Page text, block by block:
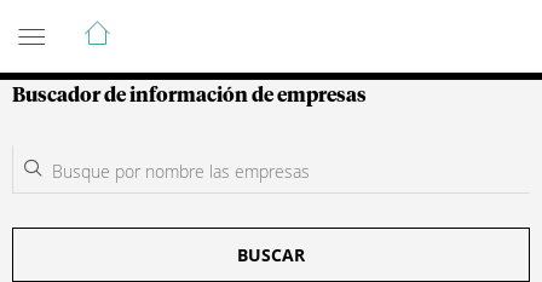
Guía de Empresas Colombianas
Buscador de información de empresas
BUSCAR